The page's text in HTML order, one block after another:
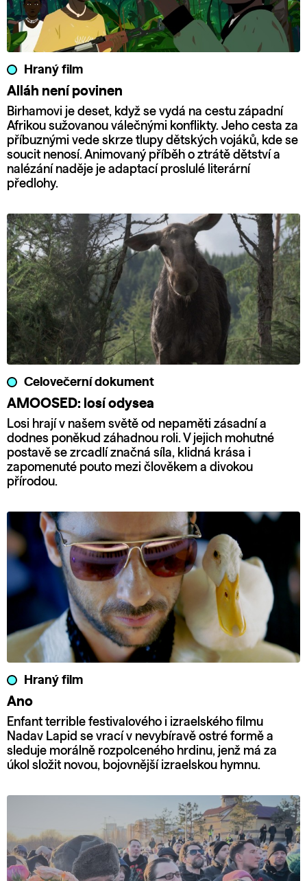
Hraný film
Alláh není povinen
Birhamovi je deset, když se vydá na cestu západní
Afrikou sužovanou válečnými konflikty. Jeho cesta za
příbuznými vede skrze tlupy dětských vojáků, kde se
soucit nenosí. Animovaný příběh o ztrátě dětství a
nalézání naděje je adaptací proslulé literární
předlohy.
Celovečerní dokument
AMOOSED: losí odysea
Losi hrají v našem světě od nepaměti zásadní a
dodnes poněkud záhadnou roli. V jejich mohutné
postavě se zrcadlí značná síla, klidná krása i
zapomenuté pouto mezi člověkem a divokou
přírodou.
Hraný film
Ano
Enfant terrible festivalového i izraelského filmu
Nadav Lapid se vrací v nevybíravě ostré formě a
sleduje morálně rozpolceného hrdinu, jenž má za
úkol složit novou, bojovnější izraelskou hymnu.